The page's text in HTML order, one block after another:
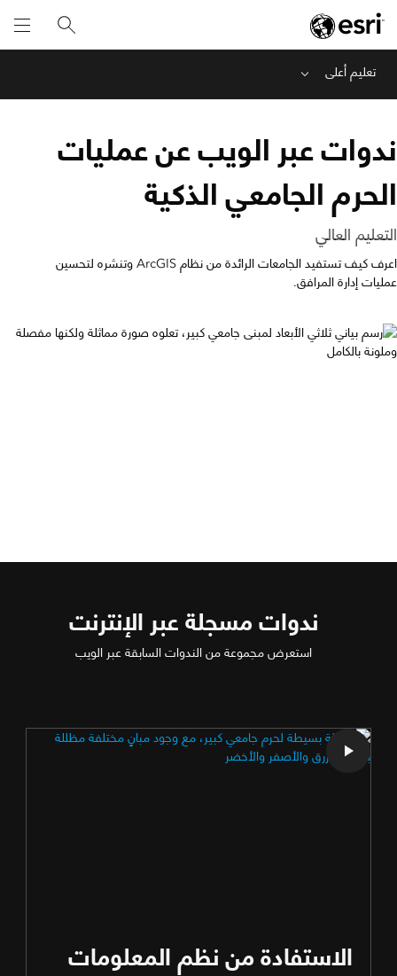
تعليم أعلى Menu
ندوات عبر الويب عن عمليات
الحرم الجامعي الذكية
التعليم العالي
اعرف كيف تستفيد الجامعات الرائدة من نظام ArcGIS وتنشره لتحسين
عمليات إدارة المرافق.
ندوات مسجلة عبر الإنترنت
استعرض مجموعة من الندوات السابقة عبر الويب
الاستفادة من نظم المعلومات